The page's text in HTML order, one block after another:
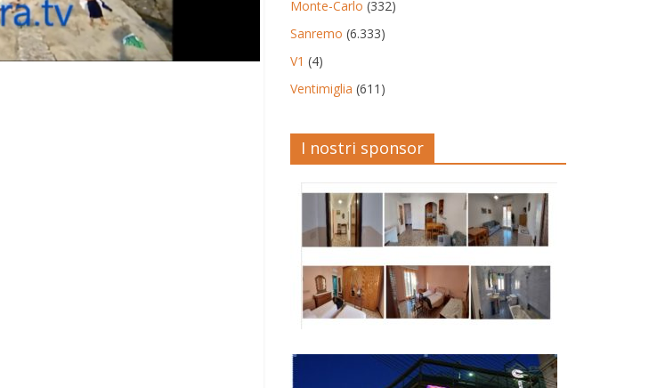
Monte-Carlo (332)
Sanremo (6.333)
V1 (4)
Ventimiglia (611)
I nostri sponsor